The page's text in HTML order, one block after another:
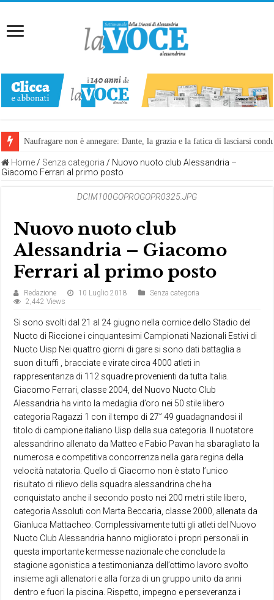
Naufragare non è annegare: Dante, la grazia e la fatica di lasciarsi
Home / Senza categoria / Nuovo nuoto club Alessandria –
Giacomo Ferrari al primo posto
DCIM100GOPROGOPR0325.JPG
Nuovo nuoto club
Alessandria – Giacomo
Ferrari al primo posto
Redazione 10 Luglio 2018
Senza categoria
2,442 Views
Si sono svolti dal 21 al 24 giugno nella cornice dello Stadio del
Nuoto di Riccione i cinquantesimi Campionati Nazionali Estivi di
Nuoto Uisp Nei quattro giorni di gare si sono dati battaglia a
suon di tuffi , bracciate e virate circa 4000 atleti in
rappresentanza di 112 squadre provenienti da tutta Italia.
Giacomo Ferrari, classe 2004, del Nuovo Nuoto Club
Alessandria ha vinto la medaglia d’oro nei 50 stile libero
categoria Ragazzi 1 con il tempo di 27” 49 guadagnandosi il
titolo di campione italiano Uisp della sua categoria. Il nuotatore
alessandrino allenato da Matteo e Fabio Pavan ha sbaragliato la
numerosa e competitiva concorrenza nella gara regina della
velocità natatoria. Quello di Giacomo non è stato l’unico
risultato di rilievo della squadra alessandrina che ha
conquistato anche il secondo posto nei 200 metri stile libero,
categoria Assoluti con Marta Beccaria, classe 2000, allenata da
Gianluca Mattacheo. Complessivamente tutti gli atleti del Nuovo
Nuoto Club Alessandria hanno migliorato i propri personali in
questa importante kermesse nazionale che conclude la
stagione agonistica a testimonianza dell’ottimo lavoro svolto
insieme agli allenatori e alla forza di un gruppo unito da anni
dentro e fuori la piscina. Rispetto, impegno e perseveranza i